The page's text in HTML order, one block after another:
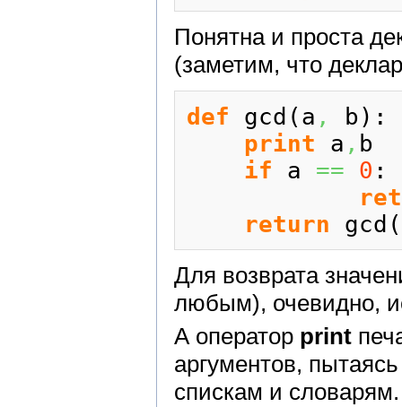
Понятна и проста
(заметим, что
def gcd ( a , b) :
print a , b
if a == 0 :
return gcd (
Для возврата
любым), очевидно,
А оператор print
аргументов,
спискам и словарям.